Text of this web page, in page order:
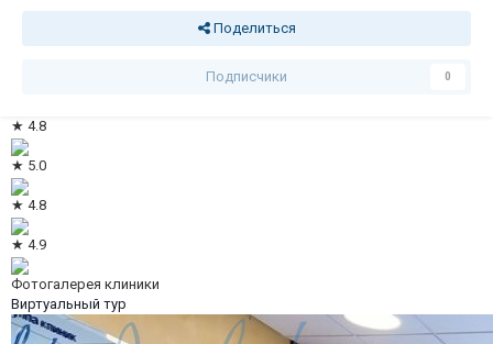
Поделиться
Подписчики 0
★ 4.8
★ 5.0
★ 4.8
★ 4.9
Фотогалерея клиники
Виртуальный тур